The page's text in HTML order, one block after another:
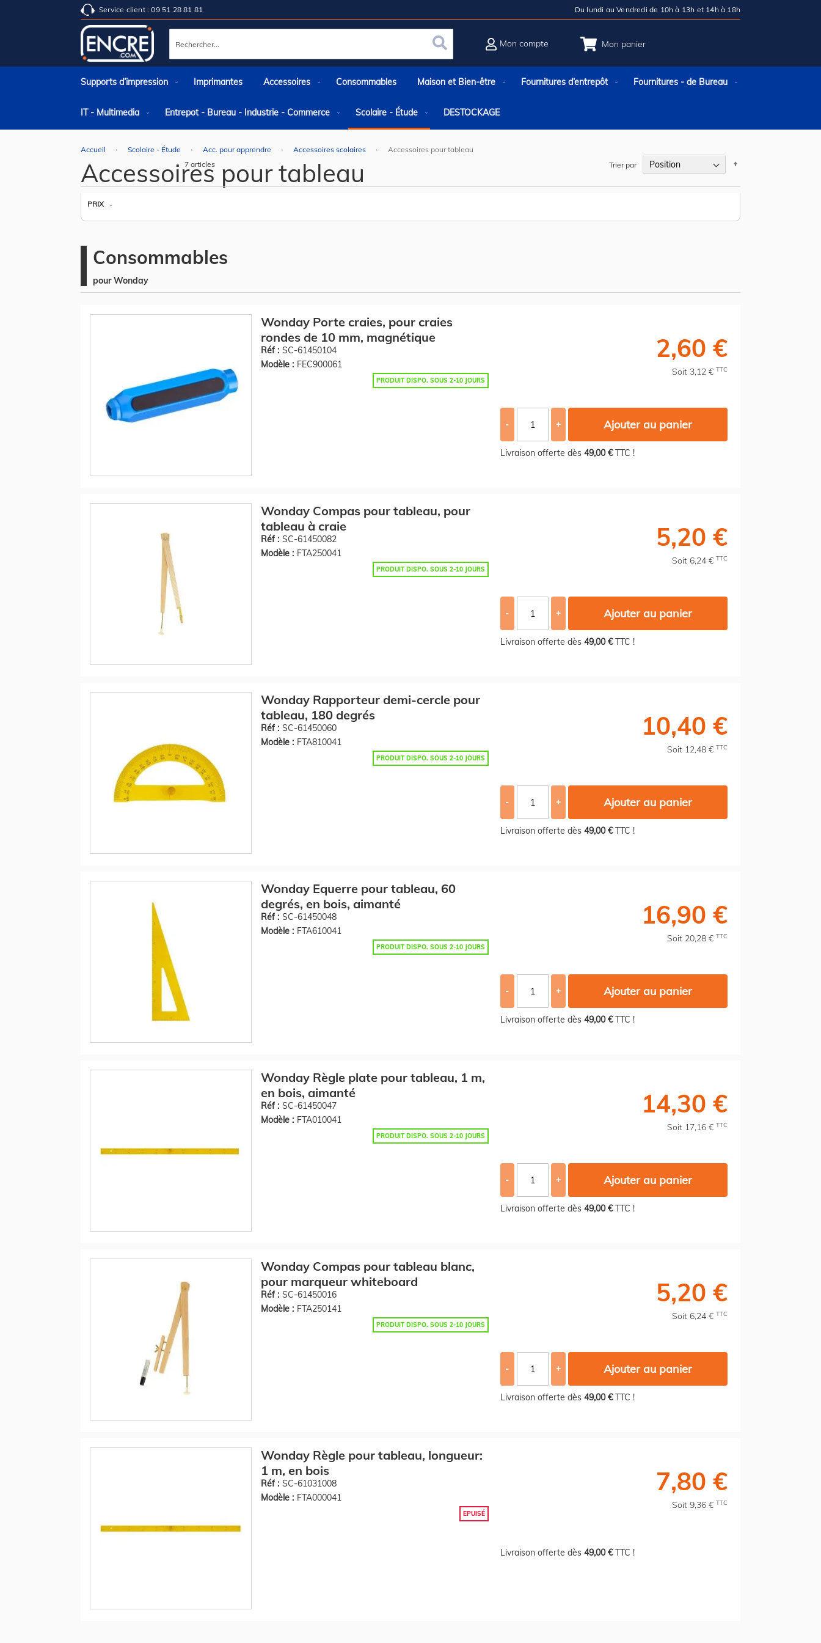
Service client : 09 51 28 81 81 Du lundi au Vendredi de 10h à 13h et 14h à 18h
Mon panier
Rechercher Rechercher
Mon compte
Supports d’impression Imprimantes Accessoires Consommables Maison et Bien-être Fournitures d’entrepôt Fournitures - de Bureau
IT - Multimedia Entrepot - Bureau - Industrie - Commerce Scolaire - Étude DESTOCKAGE
Accueil Scolaire - Étude Acc. pour apprendre Accessoires scolaires Accessoires pour tableau
Accessoires pour tableau
PRIX
7 articles Trier par
Consommables
pour Wonday
Wonday Porte craies, pour craies
rondes de 10 mm, magnétique
Réf : SC-61450104
Modèle : FEC900061
PRODUIT DISPO. SOUS 2-10 JOURS
2,60 €
Soit 3,12 € TTC
- + Ajouter au panier
Livraison offerte dès 49,00 €TTC !
Wonday Compas pour tableau, pour
tableau à craie
Réf : SC-61450082
Modèle : FTA250041
PRODUIT DISPO. SOUS 2-10 JOURS
5,20 €
Soit 6,24 € TTC
- + Ajouter au panier
Livraison offerte dès 49,00 €TTC !
Wonday Rapporteur demi-cercle pour
tableau, 180 degrés
Réf : SC-61450060
Modèle : FTA810041
PRODUIT DISPO. SOUS 2-10 JOURS
10,40 €
Soit 12,48 € TTC
- + Ajouter au panier
Livraison offerte dès 49,00 €TTC !
Wonday Equerre pour tableau, 60
degrés, en bois, aimanté
Réf : SC-61450048
Modèle : FTA610041
PRODUIT DISPO. SOUS 2-10 JOURS
16,90 €
Soit 20,28 € TTC
- + Ajouter au panier
Livraison offerte dès 49,00 €TTC !
Wonday Règle plate pour tableau, 1 m,
en bois, aimanté
Réf : SC-61450047
Modèle : FTA010041
PRODUIT DISPO. SOUS 2-10 JOURS
14,30 €
Soit 17,16 € TTC
- + Ajouter au panier
Livraison offerte dès 49,00 €TTC !
Wonday Compas pour tableau blanc,
pour marqueur whiteboard
Réf : SC-61450016
Modèle : FTA250141
PRODUIT DISPO. SOUS 2-10 JOURS
5,20 €
Soit 6,24 € TTC
- + Ajouter au panier
Livraison offerte dès 49,00 €TTC !
Wonday Règle pour tableau, longueur:
1 m, en bois
Réf : SC-61031008
Modèle : FTA000041
EPUISÉ
7,80 €
Soit 9,36 € TTC
Livraison offerte dès 49,00 €TTC !